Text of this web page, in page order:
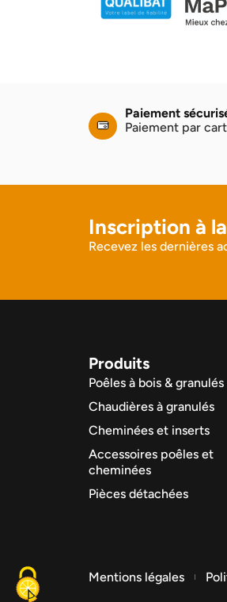
Paiement
Paiement par
Inscription à
Recevez les dernières
Produits
Poêles à bois & granulés
Chaudières à granulés
Cheminées et inserts
Accessoires poêles et
cheminées
Pièces détachées
Mentions légales